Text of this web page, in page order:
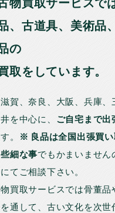
物買取サービスで
、古道具、美術品
の
取をしています。
賀、奈良、大阪、兵庫、
を中心に、 ご自宅まで出
。
※ 良品は全国出張買い
些細な事でもかまいません
てご相談下さい。
買取サービスでは骨董品
通して、古い文化を次世